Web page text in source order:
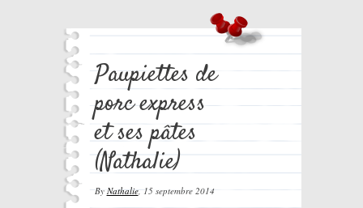
Paupiettes de
porc express
et ses pâtes
(Nathalie)
By Nathalie,15 septembre 2014